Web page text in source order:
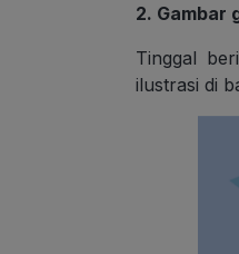
2. Gambar
Tinggal
ilustrasi di